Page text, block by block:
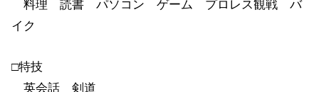
料理 読書 パソコン ゲーム プロレス観戦 バ
イク
□特技
英会話 剣道